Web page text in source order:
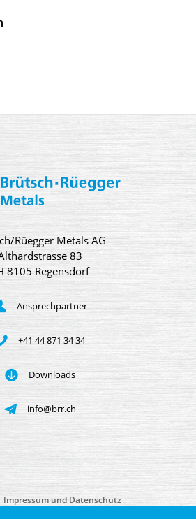
Rüegger Metals AG
83
8105 Regensdorf
Ansprechpartner
+41 44 871 34 34
Downloads
info@brr.ch
Impressum und Datenschutz